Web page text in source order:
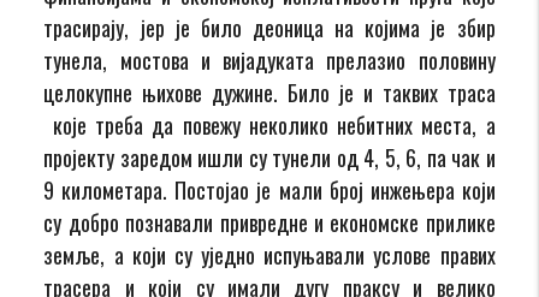
трасирају, јер је било деоница на којима је збир
тунела, мостова и вијадуката прелазио половину
целокупне њихове дужине. Било је и таквих траса
које треба да повежу неколико небитних места, а
пројекту заредом ишли су тунели од 4, 5, 6, па чак и
9 километара. Постојао је мали број инжењера који
су добро познавали привредне и економске прилике
земље, а који су уједно испуњавали услове правих
трасера и који су имали дугу праксу и велико